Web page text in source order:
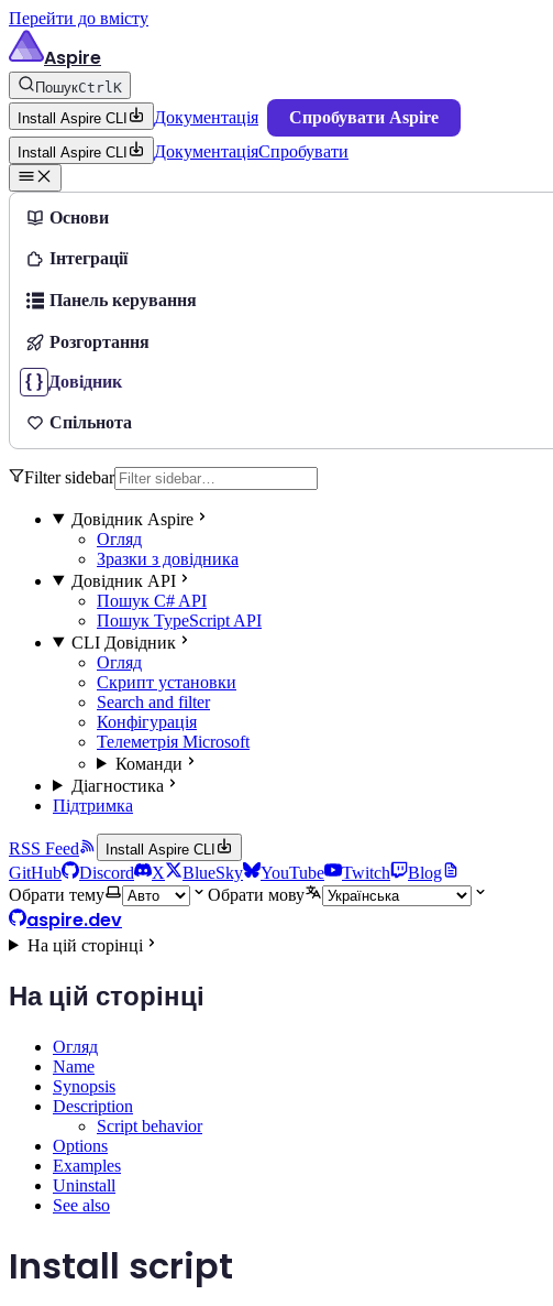
Перейти до вмісту
Aspire
ПошукCtrlK
Install Aspire CLI
Документація Спробувати Aspire
Install Aspire CLI ДокументаціяСпробувати
Основи
Інтеграції
Панель керування
Розгортання
Довідник
Спільнота
Filter sidebar
Довідник Aspire
Огляд
Зразки з довідника
Довідник API
Пошук C# API
Пошук TypeScript API
CLI Довідник
Огляд
Скрипт установки
Search and filter
Конфігурація
Телеметрія Microsoft
Команди
Діагностика
Підтримка
RSS Feed Install Aspire CLI
GitHub Discord X BlueSky YouTube Twitch
Blog
Обрати тему
Обрати мову
aspire.dev
На цій сторінці
На цій сторінці
Огляд
Name
Synopsis
Description
Script behavior
Options
Examples
Uninstall
See also
Install script